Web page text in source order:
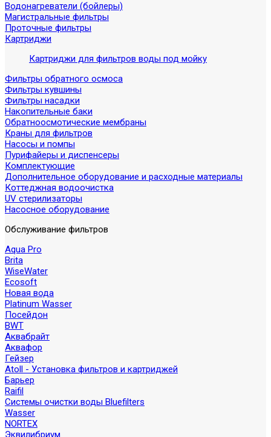
Водонагреватели (бойлеры)
Магистральные фильтры
Проточные фильтры
Картриджи
Картриджи для фильтров воды под мойку
Фильтры обратного осмоса
Фильтры кувшины
Фильтры насадки
Накопительные баки
Обратноосмотические мембраны
Краны для фильтров
Насосы и помпы
Пурифайеры и диспенсеры
Комплектующие
Дополнительное оборудование и расходные материалы
Коттеджная водоочистка
UV стерилизаторы
Насосное оборудование
Обслуживание фильтров
Aqua Pro
Brita
WiseWater
Ecosoft
Новая вода
Platinum Wasser
Посейдон
BWT
Аквабрайт
Аквафор
Гейзер
Atoll - Установка фильтров и картриджей
Барьер
Raifil
Системы очистки воды Bluefilters
Wasser
NORTEX
Эквилибриум